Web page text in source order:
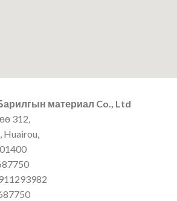
материал Co., Ltd
312,
Huairou,